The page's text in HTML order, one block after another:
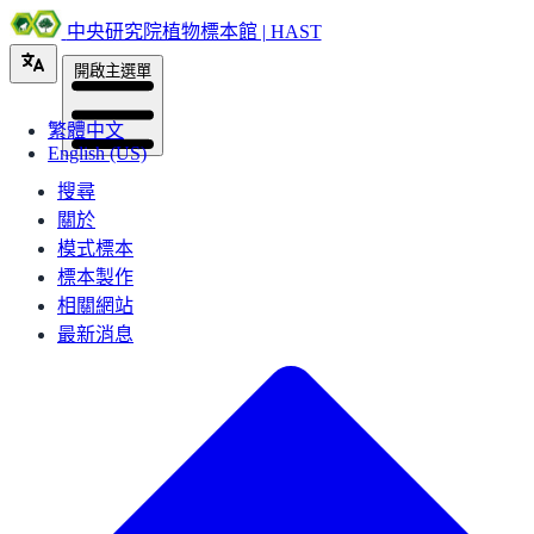
中央研究院植物標本館 | HAST
繁體中文
English (US)
開啟主選單
搜尋
關於
模式標本
標本製作
相關網站
最新消息